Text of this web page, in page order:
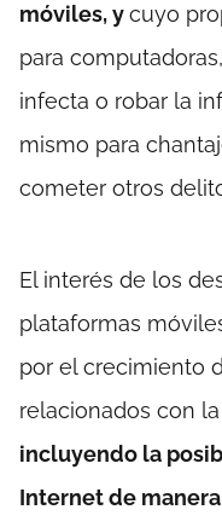
móviles, ycuyo
para
infecta o robar la
mismo para
cometer otros
El interés de los
plataformas
por el crecimiento
relacionados con
incluyendo la
Internet de